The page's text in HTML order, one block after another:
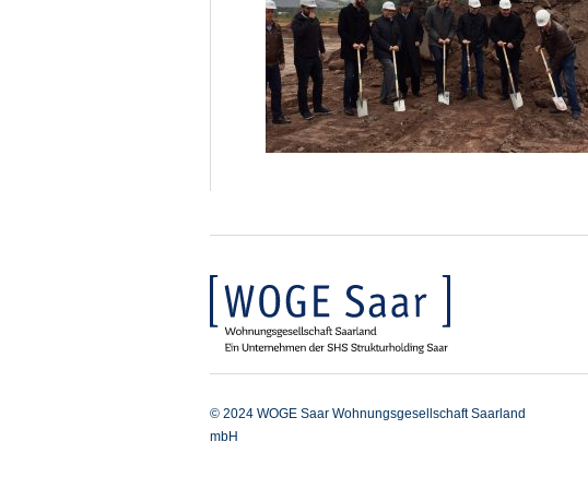
© 2024 WOGE Saar Wohnungsgesellschaft Saarland
mbH